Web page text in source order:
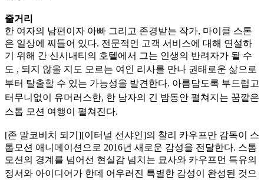
줄거리
한 여자의 남편이자 아빠 그리고 존경받는 작가, 마이클 스톤
은 일상에 찌들어 있다. 전문적인 고객 서비스에 대해 연설하
기 위해 간 신시내티의 호텔에서 그는 인생의 반려자가 될 수
도 , 되지 않을 지 도 모르는 여인 리사를 만나 권태로운 삶으로
부터 탈출할 수 있는 가능성을 발견한다. 아름답도록 부드럽고
터무니없이 유머러스한, 한 남자의 긴 밤동안 펼쳐지는 꿈깥은
스톱 모션 여행이 펼쳐진다.
[존 말코비치 되기][이터널 선샤인]의 찰리 카우프만 감독이 스
톱모션 애니메이션으로 2016년 새로운 감성을 전달한다. 스톰
모션의 경계를 넘어선 현실감 넘치는 묘사와 카우프먼 특유의
정서와 아이디 어가 한데 어우러진 특별한 감성이 완성된 것으